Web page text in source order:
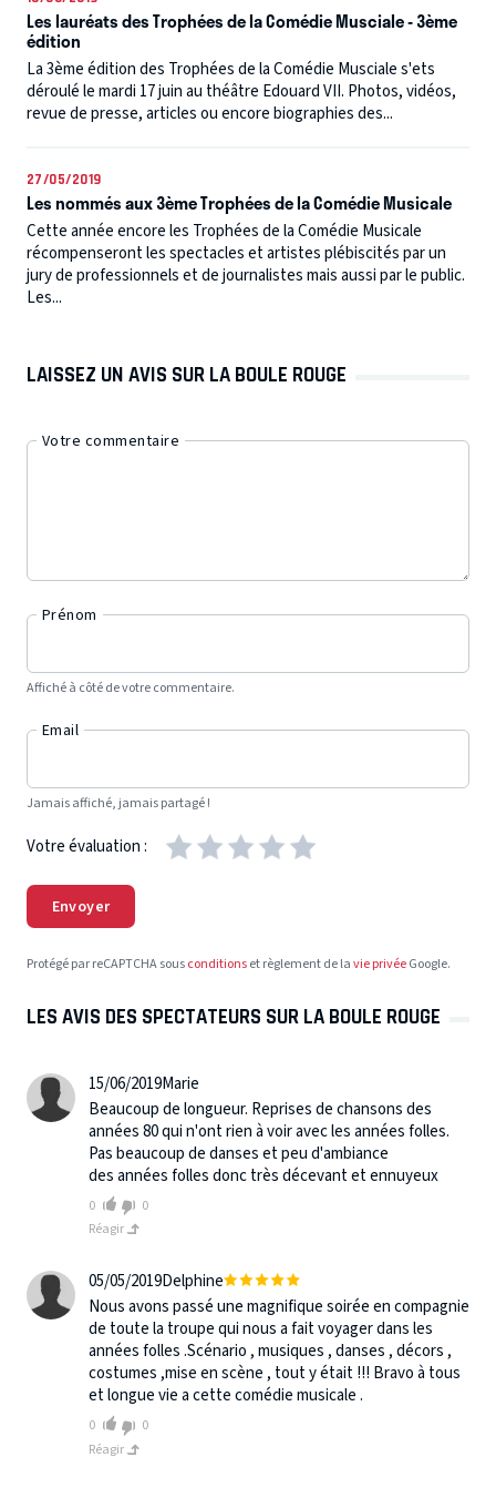
Les lauréats des Trophées de la Comédie Musciale - 3ème
édition
La 3ème édition des Trophées de la Comédie Musciale s'ets
déroulé le mardi 17 juin au théâtre Edouard VII. Photos, vidéos,
revue de presse, articles ou encore biographies des...
27/05/2019
Les nommés aux 3ème Trophées de la Comédie Musicale
Cette année encore les Trophées de la Comédie Musicale
récompenseront les spectacles et artistes plébiscités par un
jury de professionnels et de journalistes mais aussi par le public.
Les...
LAISSEZ UN AVIS SUR LA BOULE ROUGE
Votre commentaire
Prénom
Affiché à côté de votre commentaire.
Email
Jamais affiché, jamais partagé !
Votre évaluation :
Envoyer
Protégé par reCAPTCHA sousconditionset règlement de lavie privéeGoogle.
LES AVIS DES SPECTATEURS SUR LA BOULE ROUGE
15/06/2019Marie
Beaucoup de longueur. Reprises de chansons des
années 80 qui n'ont rien à voir avec les années folles.
Pas beaucoup de danses et peu d'ambiance
des années folles donc très décevant et ennuyeux
0
0
Réagir
05/05/2019Delphine
Nous avons passé une magnifique soirée en compagnie
de toute la troupe qui nous a fait voyager dans les
années folles .Scénario , musiques , danses , décors ,
costumes ,mise en scène , tout y était !!! Bravo à tous
et longue vie a cette comédie musicale .
0
0
Réagir